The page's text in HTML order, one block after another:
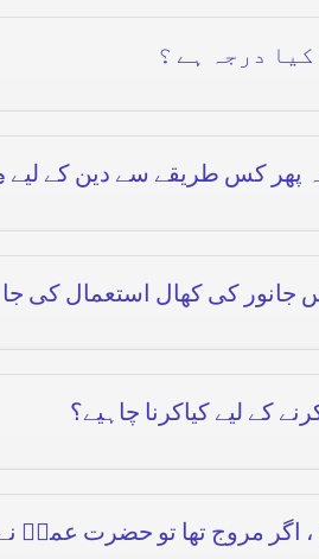
درجہ ہے ؟
پھر کس طریقے سے دین کے لیے
جانور کی کھال استعمال کی
کے لیے کیاکرنا چاہیے؟
اگر مروج تھا تو حضرت عمرؓ